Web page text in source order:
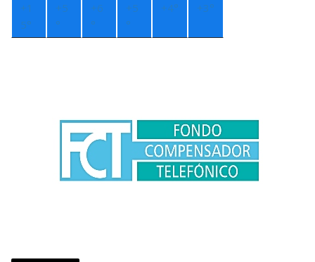
+1
5°
+5
°
+6
°
+5
°
+4° +3°